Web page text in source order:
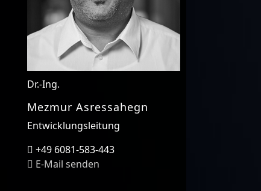
Dr.-Ing.
Mezmur Asressahegn
Entwicklungsleitung
+49 6081-583-443
E-Mail senden